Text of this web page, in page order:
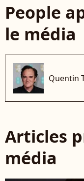
People
le média
Quentin
Articles
média